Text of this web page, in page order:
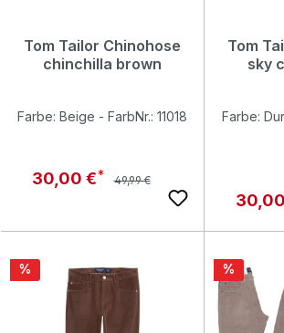
Tom Tailor Chinohose
chinchilla brown
Farbe: Beige - FarbNr.: 11018
Verkaufspreis:
30,00 € Regulärer Preis:
49,99 €
Tom
sky
Farbe:
Rabatt
% Rabatt
%